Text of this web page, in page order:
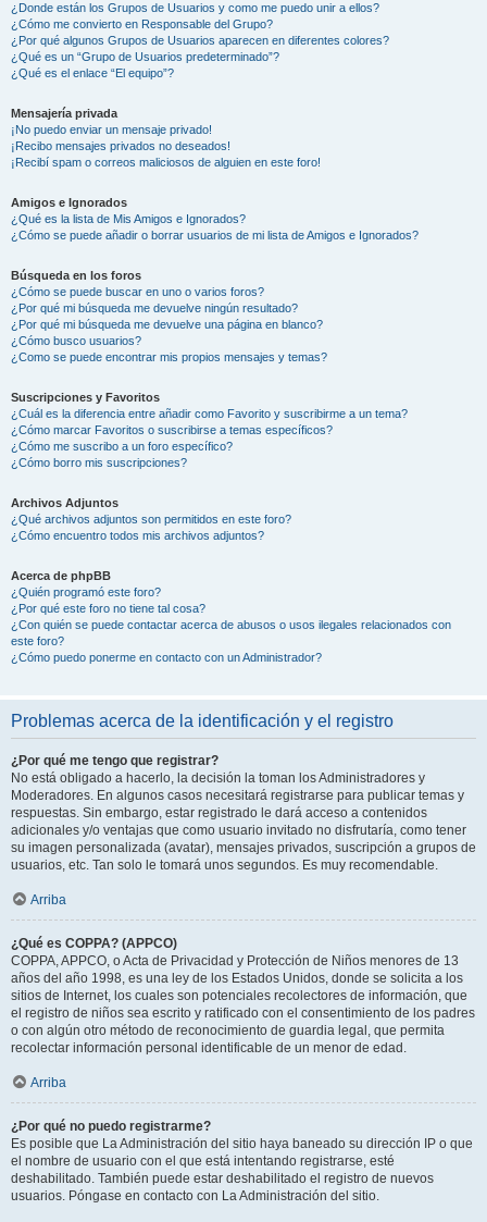
¿Donde están los Grupos de Usuarios y como me puedo unir a ellos?
¿Cómo me convierto en Responsable del Grupo?
¿Por qué algunos Grupos de Usuarios aparecen en diferentes colores?
¿Qué es un “Grupo de Usuarios predeterminado”?
¿Qué es el enlace “El equipo”?
Mensajería privada
¡No puedo enviar un mensaje privado!
¡Recibo mensajes privados no deseados!
¡Recibí spam o correos maliciosos de alguien en este foro!
Amigos e Ignorados
¿Qué es la lista de Mis Amigos e Ignorados?
¿Cómo se puede añadir o borrar usuarios de mi lista de Amigos e Ignorados?
Búsqueda en los foros
¿Cómo se puede buscar en uno o varios foros?
¿Por qué mi búsqueda me devuelve ningún resultado?
¿Por qué mi búsqueda me devuelve una página en blanco?
¿Cómo busco usuarios?
¿Como se puede encontrar mis propios mensajes y temas?
Suscripciones y Favoritos
¿Cuál es la diferencia entre añadir como Favorito y suscribirme a un tema?
¿Cómo marcar Favoritos o suscribirse a temas específicos?
¿Cómo me suscribo a un foro específico?
¿Cómo borro mis suscripciones?
Archivos Adjuntos
¿Qué archivos adjuntos son permitidos en este foro?
¿Cómo encuentro todos mis archivos adjuntos?
Acerca de phpBB
¿Quién programó este foro?
¿Por qué este foro no tiene tal cosa?
¿Con quién se puede contactar acerca de abusos o usos ilegales relacionados con
este foro?
¿Cómo puedo ponerme en contacto con un Administrador?
Problemas acerca de la identificación y el registro
¿Por qué me tengo que registrar?
No está obligado a hacerlo, la decisión la toman los Administradores y
Moderadores. En algunos casos necesitará registrarse para publicar temas y
respuestas. Sin embargo, estar registrado le dará acceso a contenidos
adicionales y/o ventajas que como usuario invitado no disfrutaría, como tener
su imagen personalizada (avatar), mensajes privados, suscripción a grupos de
usuarios, etc. Tan solo le tomará unos segundos. Es muy recomendable.
Arriba
¿Qué es COPPA? (APPCO)
COPPA, APPCO, o Acta de Privacidad y Protección de Niños menores de 13
años del año 1998, es una ley de los Estados Unidos, donde se solicita a los
sitios de Internet, los cuales son potenciales recolectores de información, que
el registro de niños sea escrito y ratificado con el consentimiento de los padres
o con algún otro método de reconocimiento de guardia legal, que permita
recolectar información personal identificable de un menor de edad.
Arriba
¿Por qué no puedo registrarme?
Es posible que La Administración del sitio haya baneado su dirección IP o que
el nombre de usuario con el que está intentando registrarse, esté
deshabilitado. También puede estar deshabilitado el registro de nuevos
usuarios. Póngase en contacto con La Administración del sitio.